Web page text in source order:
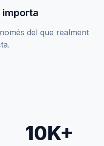
importa
del que realment
10K+